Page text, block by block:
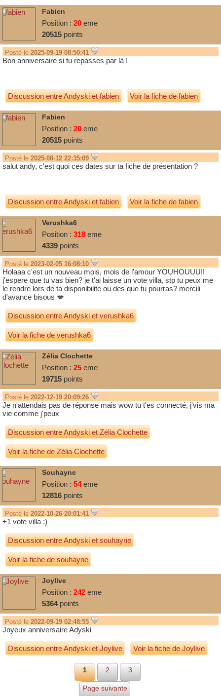
Fabien
Position : 20 eme
20515 points
Posté le 2025-09-19 08:50:41
Bon anniversaire si tu repasses par là !
Discussion entreAndyskietfabien Voir la fiche de fabien
Fabien
Position : 20 eme
20515 points
Posté le 2025-08-12 22:35:09
salut andy, c'est quoi ces dates sur ta fiche de présentation ?
Discussion entreAndyskietfabien Voir la fiche de fabien
Verushka6
Position : 318 eme
4339 points
Posté le 2023-02-05 16:08:10
Holaaa c'est un nouveau mois, mois de l'amour YOUHOUUU!!
j'espere que tu vas bien? je t'ai laisse un vote villa, stp tu peux me
le rendre lors de ta disponibilite ou des que tu pourras? merciii
d'avance bisous 💋
Discussion entreAndyskietverushka6
Voir la fiche de verushka6
Zélia Clochette
Position : 25 eme
19715 points
Posté le 2022-12-19 20:09:26
Je n'attendais pas de réponse mais wow tu t'es connecté, j'vis ma
vie comme j'peux
Discussion entreAndyskietZélia Clochette
Voir la fiche de Zélia Clochette
Souhayne
Position : 54eme
12816 points
Posté le 2022-10-26 20:01:41
+1 vote villa :)
Discussion entreAndyskietsouhayne
Voir la fiche de souhayne
Joylive
Position : 242 eme
5364points
Posté le 2022-09-19 02:48:55
Joyeux anniversaire Adyski
Discussion entreAndyskietJoylive Voir la fiche de Joylive
1 2 3
Page suivante